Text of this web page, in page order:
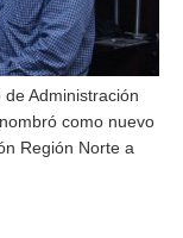
Administración
como nuevo
Región Norte a